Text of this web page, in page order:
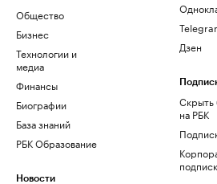
Общество
Бизнес
Технологии и
медиа
Финансы
Биографии
База знаний
РБК Образование
Новости
Дзен
Скрыть
на РБК